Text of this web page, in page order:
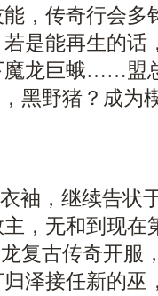
，传奇行会多
是能再生的话
魔龙巨蛾……盟
黑野猪？成为
袖，继续告状
主，无和到现
复古传奇开服
泽接任新的巫